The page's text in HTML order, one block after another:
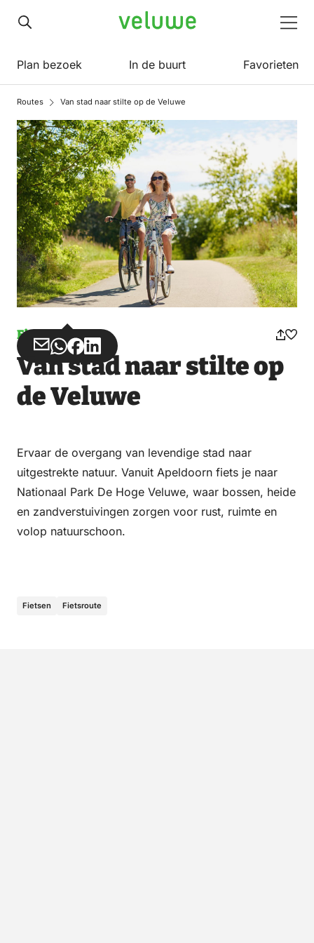
Veluwe
Plan bezoek In de buurt Favorieten
Routes Van stad naar stilte op de Veluwe
Fietsen
Deel
via
Email
Deel
via
WhatsApp
Deel
op
Facebook
Deel
op
LinkedIn
Van stad naar stilte op
de Veluwe
Ervaar de overgang van levendige stad naar
uitgestrekte natuur. Vanuit Apeldoorn fiets je naar
Nationaal Park De Hoge Veluwe, waar bossen, heide
en zandverstuivingen zorgen voor rust, ruimte en
volop natuurschoon.
Fietsen Fietsroute